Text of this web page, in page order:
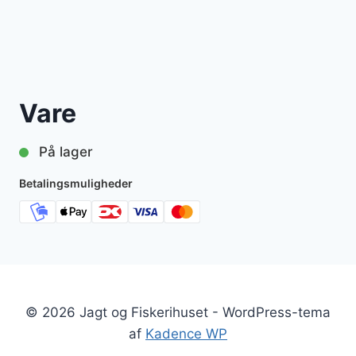
Vare
På lager
Betalingsmuligheder
© 2026 Jagt og Fiskerihuset - WordPress-tema
af Kadence WP